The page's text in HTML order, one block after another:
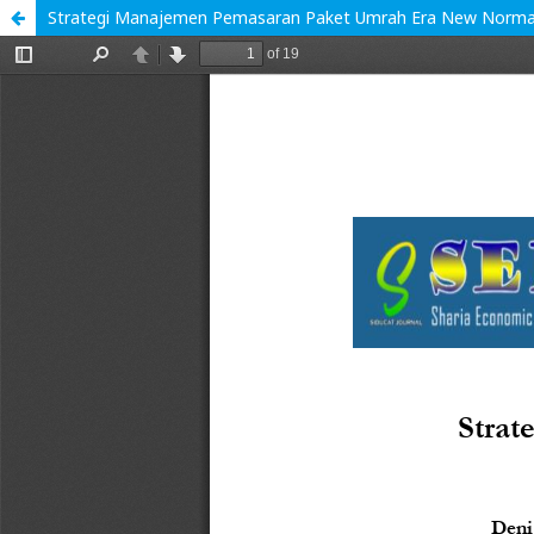
Strategi Manajemen Pemasaran Paket Umrah Era New